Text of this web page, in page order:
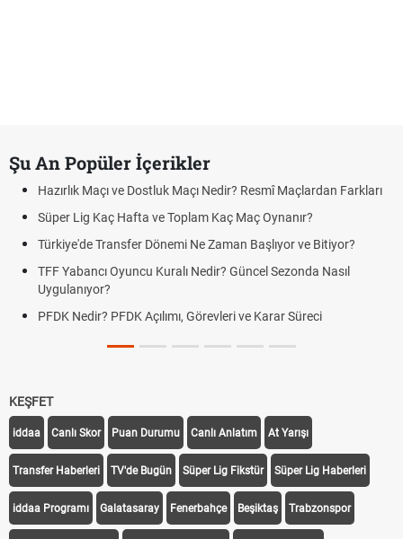
Şu An Popüler İçerikler
Hazırlık Maçı ve Dostluk Maçı Nedir? Resmî Maçlardan Farkları
Süper Lig Kaç Hafta ve Toplam Kaç Maç Oynanır?
Türkiye'de Transfer Dönemi Ne Zaman Başlıyor ve Bitiyor?
TFF Yabancı Oyuncu Kuralı Nedir? Güncel Sezonda Nasıl
Uygulanıyor?
PFDK Nedir? PFDK Açılımı, Görevleri ve Karar Süreci
KEŞFET
iddaa Canlı Skor Puan Durumu Canlı Anlatım At Yarışı
Transfer Haberleri TV'de Bugün Süper Lig Fikstür Süper Lig Haberleri
iddaa Programı Galatasaray Fenerbahçe Beşiktaş Trabzonspor